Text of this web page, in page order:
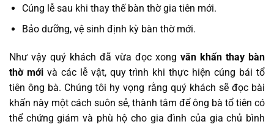
Cúng lễ sau khi thay thế bàn thờ gia tiên mới.
Bảo dưỡng, vệ sinh định kỳ bàn thờ mới.
Như vậy quý khách đã vừa đọc xong văn khấn thay bàn
thờ mới và các lễ vật, quy trình khi thực hiện cúng bái tổ
tiên ông bà. Chúng tôi hy vọng rằng quý khách sẽ đọc bài
khấn này một cách suôn sẻ, thành tâm để ông bà tổ tiên có
thể chứng giám và phù hộ cho gia đình của gia chủ bình